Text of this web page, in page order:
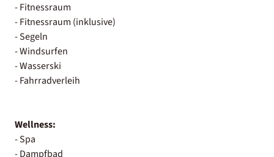
- Fitnessraum
- Fitnessraum (inklusive)
- Segeln
- Windsurfen
- Wasserski
- Fahrradverleih
Wellness:
- Spa
- Dampfbad